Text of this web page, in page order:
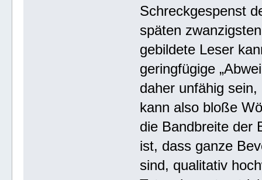
Schreckgespenst
späten
gebildete Leser
geringfügige
daher unfähig
kann also bloße
die Bandbreite der
ist, dass ganze
sind, qualitativ